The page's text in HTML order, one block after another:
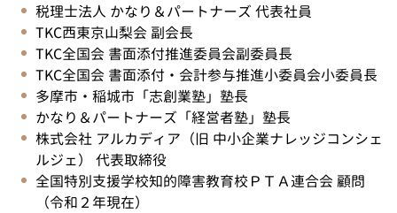
税理士法人 かなり＆パートナーズ 代表社員
TKC西東京山梨会 副会長
TKC全国会 書面添付推進委員会副委員長
TKC全国会 書面添付・会計参与推進小委員会小委員長
多摩市・稲城市「志創業塾」塾長
かなり＆パートナーズ「経営者塾」塾長
株式会社 アルカディア（旧 中小企業ナレッジコンシェ
ルジェ） 代表取締役
全国特別支援学校知的障害教育校ＰＴＡ連合会 顧問
（令和２年現在）